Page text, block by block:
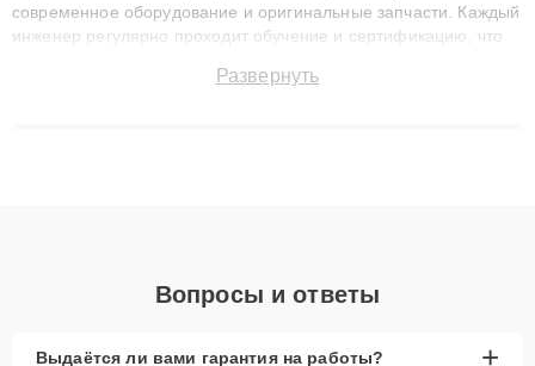
современное оборудование и оригинальные запчасти. Каждый
инженер регулярно проходит обучение и сертификацию, что
восстанавливать технику с сохранением гарантии до 3 лет.
Развернуть
Вопросы и ответы
Выдаётся ли вами гарантия на работы? +